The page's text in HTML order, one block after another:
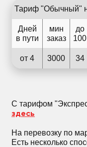
Тариф "Обычный"
Дней
в пути
мин
заказ
до
100
от 4 3000 34
С тарифом
здесь
На перевозку по
Есть несколько